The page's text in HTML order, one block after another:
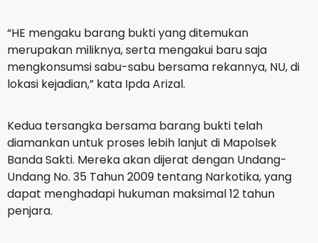
“HE mengaku barang bukti yang ditemukan
merupakan miliknya, serta mengakui baru saja
mengkonsumsi sabu-sabu bersama rekannya, NU, di
lokasi kejadian,” kata Ipda Arizal.
Kedua tersangka bersama barang bukti telah
diamankan untuk proses lebih lanjut di Mapolsek
Banda Sakti. Mereka akan dijerat dengan Undang-
Undang No. 35 Tahun 2009 tentang Narkotika, yang
dapat menghadapi hukuman maksimal 12 tahun
penjara.